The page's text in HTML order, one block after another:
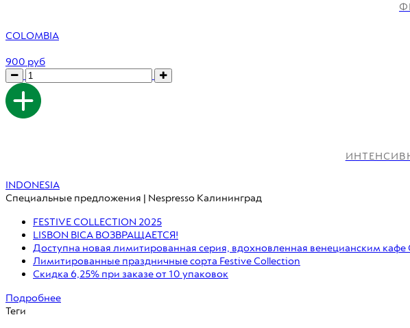
COLOMBIA
900 руб
INDONESIA
Специальные предложения | Nespresso Калининград
FESTIVE COLLECTION 2025
LISBON BICA ВОЗВРАЩАЕТСЯ!
Доступна новая лимитированная серия, вдохновленная венецианским кафе
Лимитированные праздничные сорта Festive Collection
Скидка 6,25% при заказе от 10 упаковок
Подробнее
Теги